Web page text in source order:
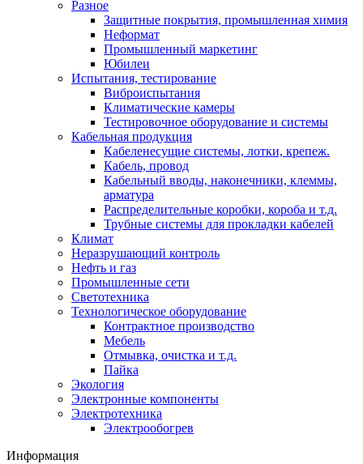
Разное
Защитные покрытия, промышленная химия
Неформат
Промышленный маркетинг
Юбилеи
Испытания, тестирование
Виброиспытания
Климатические камеры
Тестировочное оборудование и системы
Кабельная продукция
Кабеленесущие системы, лотки, крепеж.
Кабель, провод
Кабельный вводы, наконечники, клеммы,
арматура
Распределительные коробки, короба и т.д.
Трубные системы для прокладки кабелей
Климат
Неразрушающий контроль
Нефть и газ
Промышленные сети
Светотехника
Технологическое оборудование
Контрактное производство
Мебель
Отмывка, очистка и т.д.
Пайка
Экология
Электронные компоненты
Электротехника
Электрообогрев
Информация